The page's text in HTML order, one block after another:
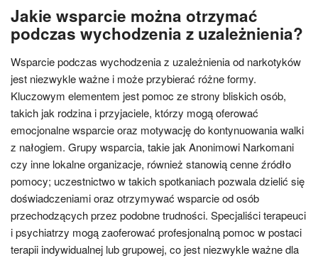
Jakie wsparcie można otrzymać
podczas wychodzenia z uzależnienia?
Wsparcie podczas wychodzenia z uzależnienia od narkotyków
jest niezwykle ważne i może przybierać różne formy.
Kluczowym elementem jest pomoc ze strony bliskich osób,
takich jak rodzina i przyjaciele, którzy mogą oferować
emocjonalne wsparcie oraz motywację do kontynuowania walki
z nałogiem. Grupy wsparcia, takie jak Anonimowi Narkomani
czy inne lokalne organizacje, również stanowią cenne źródło
pomocy; uczestnictwo w takich spotkaniach pozwala dzielić się
doświadczeniami oraz otrzymywać wsparcie od osób
przechodzących przez podobne trudności. Specjaliści terapeuci
i psychiatrzy mogą zaoferować profesjonalną pomoc w postaci
terapii indywidualnej lub grupowej, co jest niezwykle ważne dla